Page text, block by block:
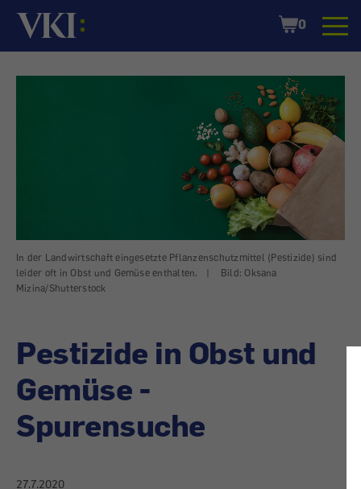
Startseite
Shopping
Cart
0
In der Landwirtschaft eingesetzte Pflanzenschutzmittel (Pestizide) sind
leider oft in Obst und Gemüse enthalten.
|
Bild: Oksana
Mizina/Shutterstock
Pestizide in Obst und
Gemüse -
Spurensuche
27.7.2020